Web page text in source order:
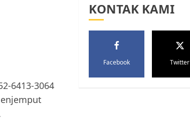
6413-3064
KONTAK KAMI
Facebook Twitter